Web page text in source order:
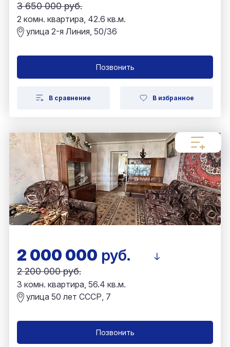
3 650 000 руб.
2 комн. квартира, 42.6 кв.м.
улица 2-я Линия, 50/36
Позвонить
В сравнение В избранное
2 000 000 руб.
2 200 000 руб.
3 комн. квартира, 56.4 кв.м.
улица 50 лет СССР, 7
Позвонить